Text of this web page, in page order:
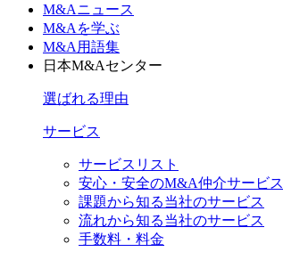
M&Aニュース
M&Aを学ぶ
M&A用語集
日本M&Aセンター
選ばれる理由
サービス
サービスリスト
安心・安全のM&A仲介サービス
課題から知る当社のサービス
流れから知る当社のサービス
手数料・料金